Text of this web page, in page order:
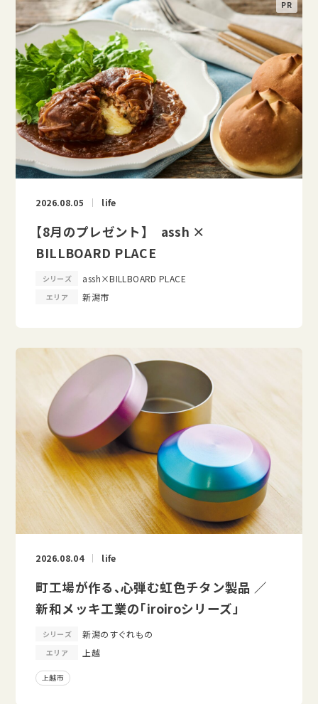
2026.08.05 life
【8月のプレゼント】 assh ×
BILLBOARD PLACE
シリーズ assh×BILLBOARD PLACE
エリア 新潟市
2026.08.04 life
町工場が作る、心弾む虹色チタン製品 ／
新和メッキ工業の「iroiroシリーズ」
シリーズ 新潟のすぐれもの
エリア 上越
上越市